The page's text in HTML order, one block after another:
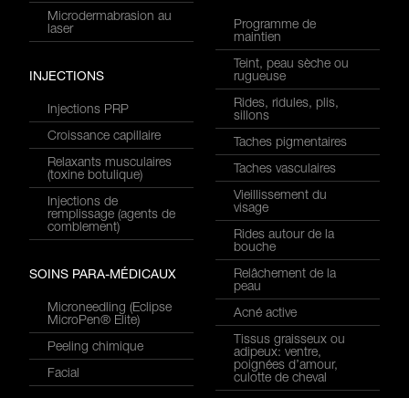
Microdermabrasion au
laser
INJECTIONS
Injections PRP
Croissance capillaire
Relaxants musculaires
(toxine botulique)
Injections de
remplissage (agents de
comblement)
SOINS PARA-MÉDICAUX
Microneedling (Eclipse
MicroPen® Elite)
Peeling chimique
Facial
Programme de
maintien
Teint, peau sèche ou
rugueuse
Rides, ridules, plis,
sillons
Taches pigmentaires
Taches vasculaires
Vieillissement du
visage
Rides autour de la
bouche
Relâchement de la
peau
Acné active
Tissus graisseux ou
adipeux: ventre,
poignées d’amour,
culotte de cheval